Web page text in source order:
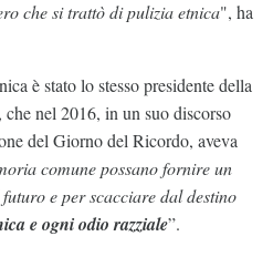
che si trattò di pulizia etnica", ha
è stato lo stesso presidente della
nel 2016, in un suo discorso
del Giorno del Ricordo, aveva
comune possano fornire un
e per scacciare dal destino
e ogni odio razziale”.